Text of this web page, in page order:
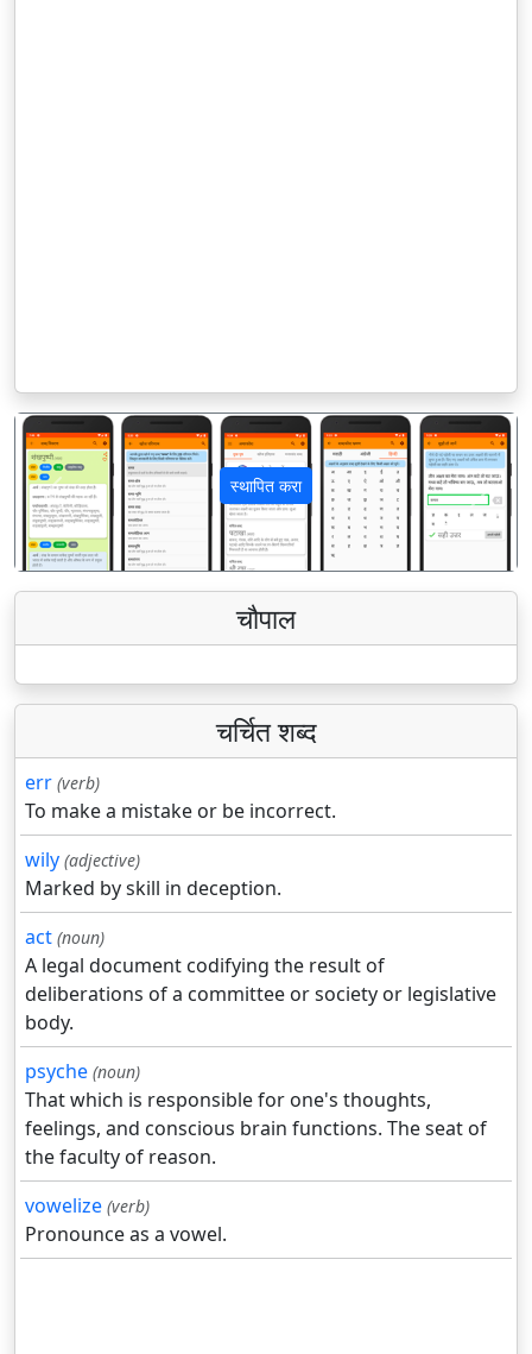
स्थापित करा
पिछला अगला
चौपाल
चर्चित शब्द
err (verb)
To make a mistake or be incorrect.
wily (adjective)
Marked by skill in deception.
act (noun)
A legal document codifying the result of
deliberations of a committee or society or legislative
body.
psyche (noun)
That which is responsible for one's thoughts,
feelings, and conscious brain functions. The seat of
the faculty of reason.
vowelize (verb)
Pronounce as a vowel.